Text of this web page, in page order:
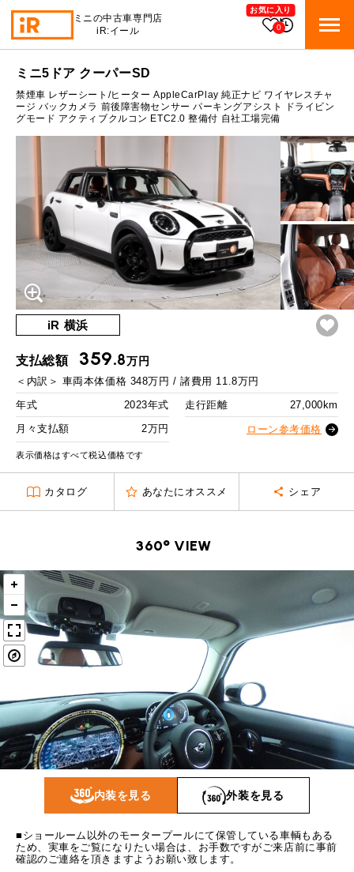
ミニの中古車専門店
iR:イール
お気に入り
0
ROVER MINI
TRADE 買取
TOP
iRの買取が他社よりも高い理由
売却手順
必要書類
買取Q&A
iRで愛車を売却されたお客様の声
BMWミニ買取査定依頼
ローバーミニ買取査定依頼
MAINTENANCE メンテナンス
TOP
BMWミニ メンテナンス
ローバーミニ メンテナンス
最近の修理実績
BLOG & MEDIA ブログ＆メディア
TOP
MINI Blog スタッフブログ
User's Voice 購入者様の声
Part's Report パーツ販売のご案内
Movie 動画一覧
MINI KNOWLEDGE
TOP
BMWミニナレッジ
ローバーミニナレッジ
ABOUT iR iRについて
スタッフ紹介
MAP
リクルート
RECRUIT 採用情報
お問い合わせ サイトマップ
工場
BMW MINIサービス工場 ROVER MINI
iR MAKERS
買取
査定依頼
営業時間
10:00～18:00
定休日
月曜日（祝日の場合は火曜日）
ローン参考価格
通常ローンの場合
月々支払額 2.9 万円
総支払額 430.2 万円
頭金 50 万円
支払回数 回
ボーナス支払回数/年 2 回
内訳
1回目 28,939 円
2回目以降
ボーナス月追加額 100,000
ボーナス月数 14 回
残価ローンの場合
月々支払額 2 万円
残価 万円
支払回数 84 回
ボーナス支払回数/年
1回目
2回目以降 19,900 円
ボーナス月追加額 100,000 円
ボーナス月数
ミニ5ドア クーパーSD
禁煙車 レザーシート/ヒーター AppleCarPlay 純正ナビ ワイヤレスチャ
ージ バックカメラ 前後障害物センサー パーキングアシスト ドライビン
グモード アクティブクルコン ETC2.0 整備付 自社工場完備
iR 横浜
支払総額 359.8万円
＜内訳＞ 車両本体価格 348万円 / 諸費用 11.8万円
年式
2023年式 走行距離
27,000km
月々支払額
2万円 ローン参考価格
表示価格はすべて税込価格です
カタログ あなたにオススメ シェア
360° VIEW
内装を見る 外装を見る
■ショールーム以外のモータープールにて保管している車輌もある
ため、実車をご覧になりたい場合は、お手数ですがご来店前に事前
確認のご連絡を頂きますようお願い致します。